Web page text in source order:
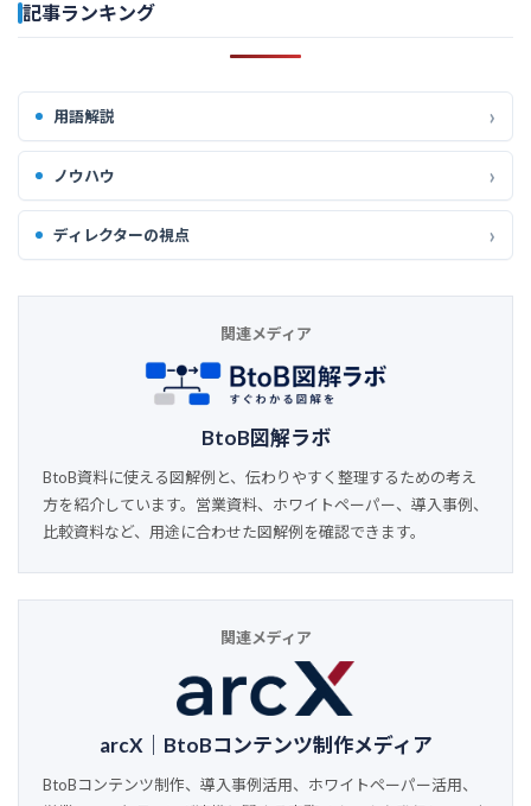
記事ランキング
用語解説
ノウハウ
ディレクターの視点
関連メディア
BtoB図解ラボ
BtoB資料に使える図解例と、伝わりやすく整理するための考え
方を紹介しています。営業資料、ホワイトペーパー、導入事例、
比較資料など、用途に合わせた図解例を確認できます。
関連メディア
arcX｜BtoBコンテンツ制作メディア
BtoBコンテンツ制作、導入事例活用、ホワイトペーパー活用、